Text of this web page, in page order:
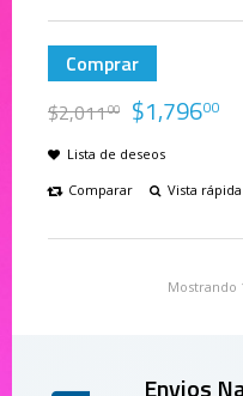
Comprar
$2,01100 $1,79600
Lista de deseos
Comparar
Vista rápida
Mostrando
Envios